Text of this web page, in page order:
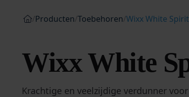
/Producten/Toebehoren/Wixx White
Wixx White
Krachtige en veelzijdige verdunner